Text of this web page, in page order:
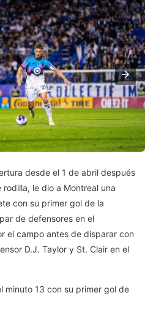
desde el 1 de abril después
le dio a Montreal una
con su primer gol de la
de defensores en el
el campo antes de disparar con
D.J. Taylor y St. Clair en el
minuto 13 con su primer gol de